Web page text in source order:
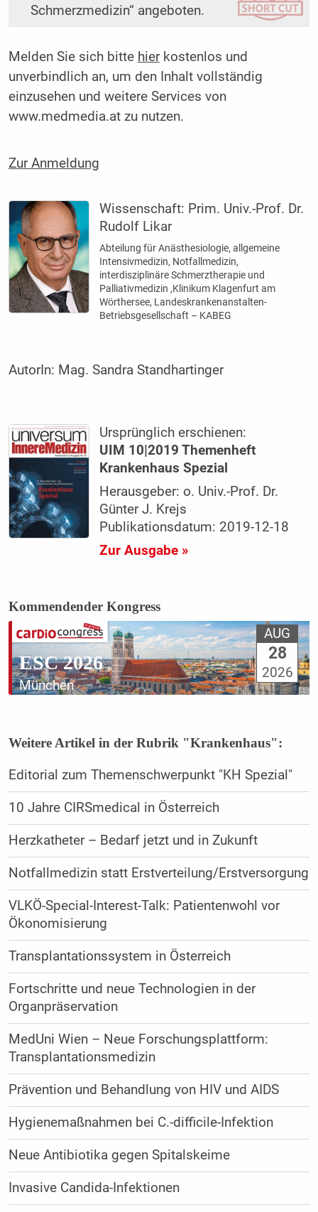
Schmerzmedizin“ angeboten.
Melden Sie sich bitte hierkostenlos und
unverbindlich an, um den Inhalt vollständig
einzusehen und weitere Services von
www.medmedia.at zu nutzen.
Zur Anmeldung
Wissenschaft: Prim. Univ.-Prof. Dr.
Rudolf Likar
Abteilung für Anästhesiologie, allgemeine
Intensivmedizin, Notfallmedizin,
interdisziplinäre Schmerztherapie und
Palliativmedizin ,Klinikum Klagenfurt am
Wörthersee, Landeskrankenanstalten-
Betriebsgesellschaft – KABEG
AutorIn: Mag. Sandra Standhartinger
Ursprünglich erschienen:
UIM 10|2019 Themenheft
Krankenhaus Spezial
Herausgeber: o. Univ.-Prof. Dr.
Günter J. Krejs
Publikationsdatum: 2019-12-18
Zur Ausgabe »
Kommendender Kongress
ESC 2026
München
AUG
28
2026
Weitere Artikel in der Rubrik "Krankenhaus":
Editorial zum Themenschwerpunkt "KH Spezial"
10 Jahre CIRSmedical in Österreich
Herzkatheter – Bedarf jetzt und in Zukunft
Notfallmedizin statt Erstverteilung/Erstversorgung
VLKÖ-Special-Interest-Talk: Patientenwohl vor
Ökonomisierung
Transplantationssystem in Österreich
Fortschritte und neue Technologien in der
Organpräservation
MedUni Wien – Neue Forschungsplattform:
Transplantationsmedizin
Prävention und Behandlung von HIV und AIDS
Hygienemaßnahmen bei C.-difficile-Infektion
Neue Antibiotika gegen Spitalskeime
Invasive Candida-Infektionen